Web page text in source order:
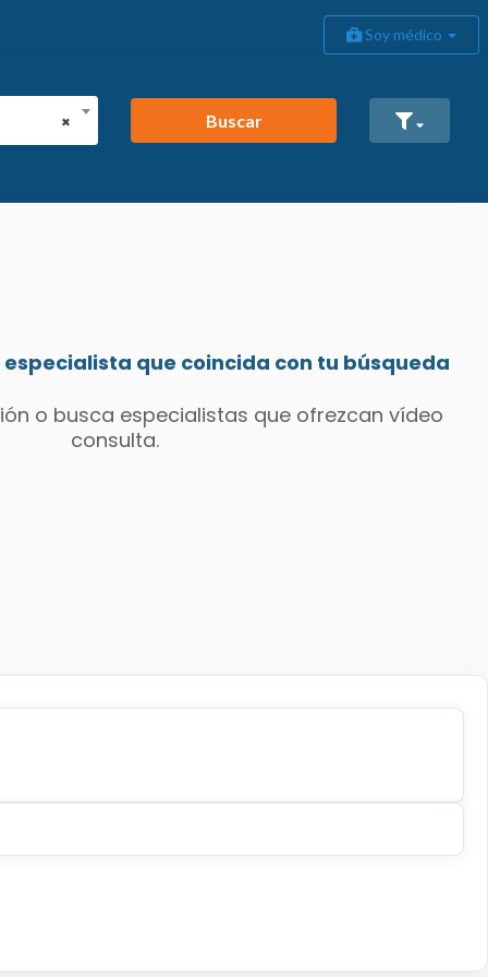
Soy médico
× Buscar
que coincida con tu búsqueda
o busca especialistas que ofrezcan vídeo
consulta.